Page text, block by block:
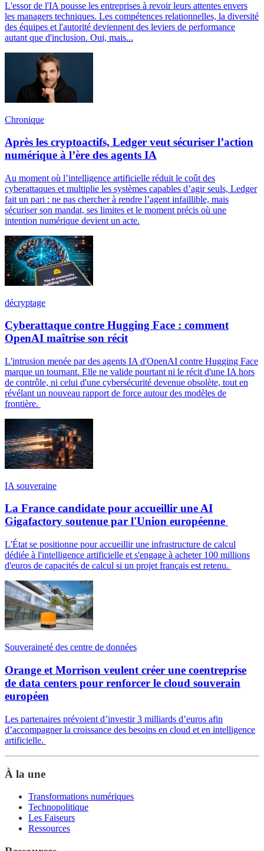
L'essor de l'IA pousse les entreprises à revoir leurs attentes envers
les managers techniques. Les compétences relationnelles, la diversité
des équipes et l'autorité deviennent des leviers de performance
autant que d'inclusion. Oui, mais...
Chronique
Après les cryptoactifs, Ledger veut sécuriser l’action
numérique à l’ère des agents IA
Au moment où l’intelligence artificielle réduit le coût des
cyberattaques et multiplie les systèmes capables d’agir seuls, Ledger
fait un pari : ne pas chercher à rendre l’agent infaillible, mais
sécuriser son mandat, ses limites et le moment précis où une
intention numérique devient un acte.
décryptage
Cyberattaque contre Hugging Face : comment
OpenAI maîtrise son récit
L'intrusion menée par des agents IA d'OpenAI contre Hugging Face
marque un tournant. Elle ne valide pourtant ni le récit d'une IA hors
de contrôle, ni celui d'une cybersécurité devenue obsolète, tout en
révélant un nouveau rapport de force autour des modèles de
frontière.
IA souveraine
La France candidate pour accueillir une AI
Gigafactory soutenue par l'Union européenne
L'État se positionne pour accueillir une infrastructure de calcul
dédiée à l'intelligence artificielle et s'engage à acheter 100 millions
d'euros de capacités de calcul si un projet français est retenu.
Souveraineté des centre de données
Orange et Morrison veulent créer une coentreprise
de data centers pour renforcer le cloud souverain
européen
Les partenaires prévoient d’investir 3 milliards d’euros afin
d’accompagner la croissance des besoins en cloud et en intelligence
artificielle.
À la une
Transformations numériques
Technopolitique
Les Faiseurs
Ressources